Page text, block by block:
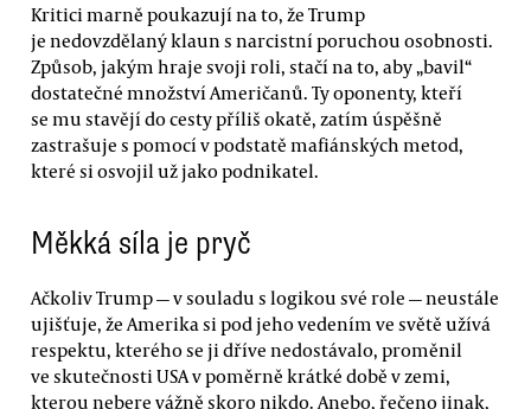
Kritici marně poukazují na to, že Trump
je nedovzdělaný klaun s narcistní poruchou osobnosti.
Způsob, jakým hraje svoji roli, stačí na to, aby „bavil“
dostatečné množství Američanů. Ty oponenty, kteří
se mu stavějí do cesty příliš okatě, zatím úspěšně
zastrašuje s pomocí v podstatě mafiánských metod,
které si osvojil už jako podnikatel.
Měkká síla je pryč
Ačkoliv Trump — v souladu s logikou své role — neustále
ujišťuje, že Amerika si pod jeho vedením ve světě užívá
respektu, kterého se ji dříve nedostávalo, proměnil
ve skutečnosti USA v poměrně krátké době v zemi,
kterou nebere vážně skoro nikdo. Anebo, řečeno jinak,